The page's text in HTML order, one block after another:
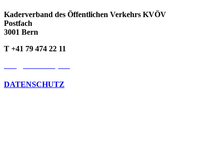
Kaderverband des Öffentlichen Verkehrs KVÖV
Postfach
3001 Bern
T +41 79 474 22 11
DATENSCHUTZ